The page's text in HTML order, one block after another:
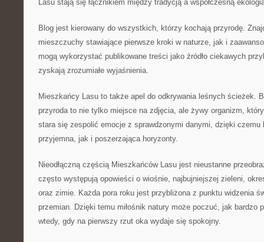
Lasu stają się łącznikiem między tradycją a współczesną
Blog jest kierowany do wszystkich, którzy kochają przyrodę.
mieszczuchy stawiające pierwsze kroki w naturze, jak i
mogą wykorzystać publikowane treści jako źródło ciekawych
zyskają zrozumiałe wyjaśnienia.
Mieszkańcy Lasu to także apel do odkrywania leśnych ścieżek.
przyroda to nie tylko miejsce na zdjęcia, ale żywy organizm,
stara się zespolić emocje z sprawdzonymi danymi, dzięki czemu
przyjemna, jak i poszerzająca horyzonty.
Nieodłączną częścią Mieszkańców Lasu jest nieustanne
często występują opowieści o wiośnie, najbujniejszej zieleni,
oraz zimie. Każda pora roku jest przybliżona z punktu widzenia
przemian. Dzięki temu miłośnik natury może poczuć, jak bardzo
wtedy, gdy na pierwszy rzut oka wydaje się spokojny.